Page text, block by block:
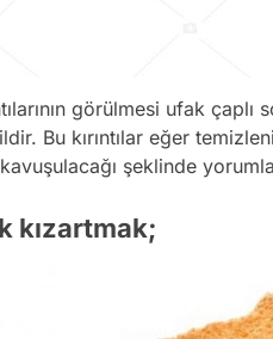
görülmesi ufak
Bu kırıntılar eğer
şeklinde
kızartmak;